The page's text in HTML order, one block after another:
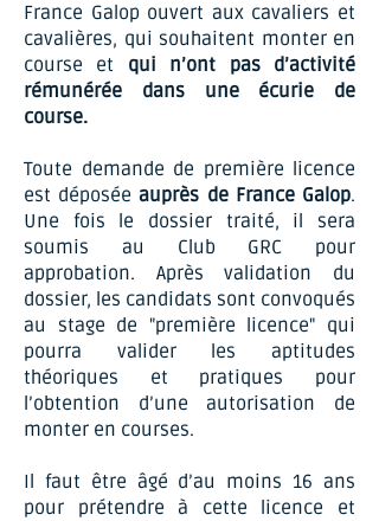
France Galop ouvert aux cavaliers et
cavalières, qui souhaitent monter en
course et qui n’ont pas d’activité
rémunérée dans une écurie de
course.
Toute demande de première licence
est déposéeauprès de France Galop.
Une fois le dossier traité, il sera
soumis au Club GRC pour
approbation. Après validation du
dossier, les candidats sont convoqués
au stage de "première licence" qui
pourra valider les aptitudes
théoriques et pratiques pour
l’obtention d’une autorisation de
monter en courses.
Il faut être âgé d’au moins 16 ans
pour prétendre à cette licence et